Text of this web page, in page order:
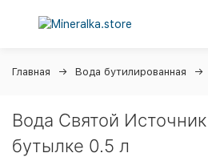
Главная Вода бутилированная
Вода Святой
бутылке 0.5 л